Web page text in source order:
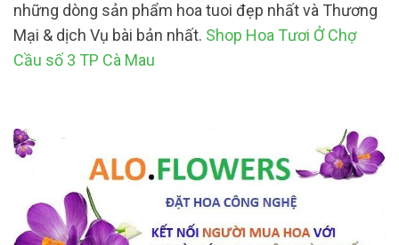
những dòng sản phẩm hoa tuoi đẹp nhất và Thương
Mại & dịch Vụ bài bản nhất. Shop Hoa Tươi Ở Chợ
Cầu số 3 TP Cà Mau